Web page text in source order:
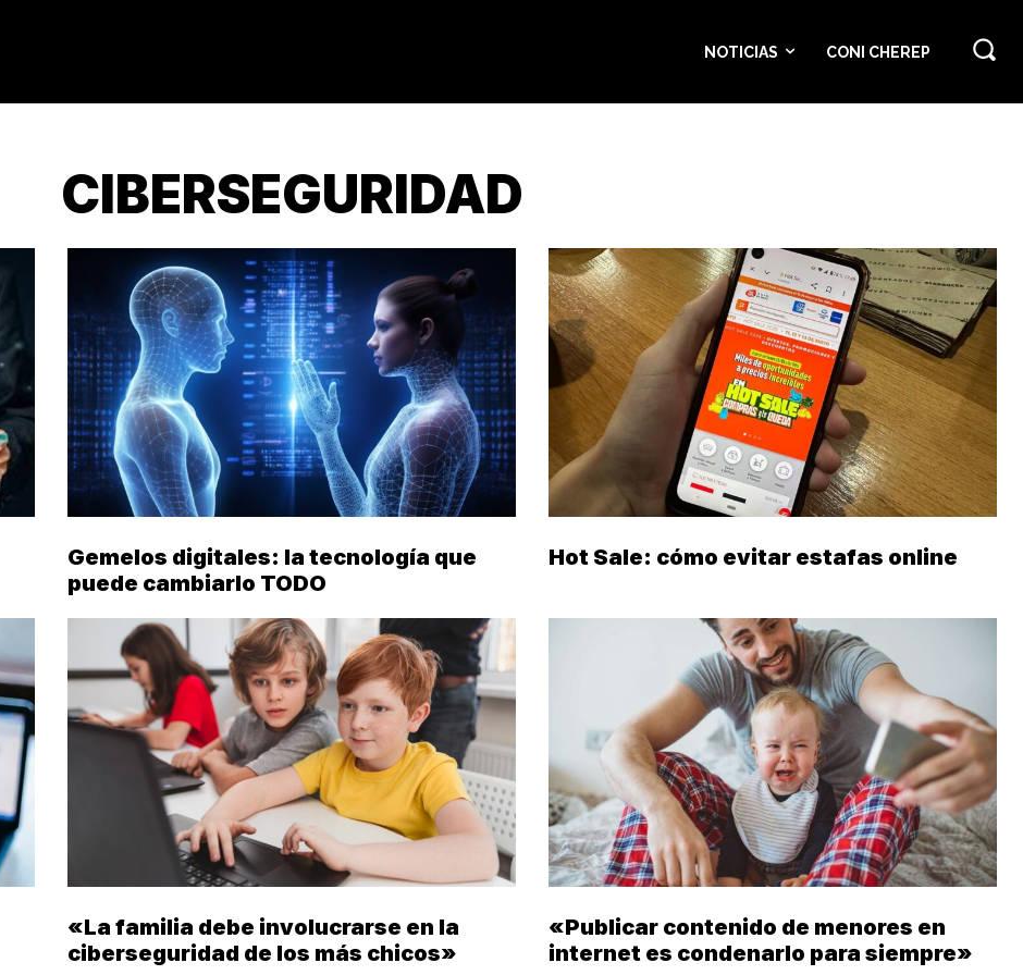
NOTICIAS CONI CHEREP
CIBERSEGURIDAD
Gemelos digitales: la tecnología que
puede cambiarlo TODO
Hot Sale: cómo evitar estafas online
«La familia debe involucrarse en la
ciberseguridad de los más chicos»
«Publicar contenido de menores en
internet es condenarlo para siempre»